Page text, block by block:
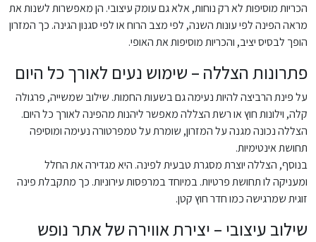
הכריות מוסיפות לא רק נוחות, אלא גם עומק עיצובי. הן מאפשרות לשנות את
מראה הפינה לפי עונות השנה, לפי מצב הרוח או לפי סגנון הגינה. כך המזרון
הופך לבסיס יציב, והכריות מוסיפות את האופי.
פתרונות הצללה – שימוש נעים לאורך כל היום
על פינת הרביצה להיות נעימה גם בשעות החמות. שילוב שמשייה, פרגולה
קלה, וילונות חוץ או רשת הצללה מאפשר ליהנות מהפינה לאורך כל היום.
הצללה נכונה מגנה על המזרון, שומרת על טמפרטורה נעימה ומוסיפה
תחושת אינטימיות.
בנוסף, הצללה יוצרת מסגרת טבעית לפינה. היא מגדירה את החלל
ומעניקה לו תחושת פרטיות. במיוחד במרפסות עירוניות. כך מתקבלת פינה
זוגית שמרגישה כמו חדר חוץ קטן.
שילוב עיצובי – יצירת אווירה של אתר נופש